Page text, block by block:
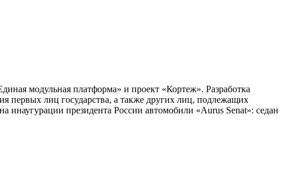
модульная платформа» и проект «Кортеж». Разработка
первых лиц государства, а также других лиц, подлежащих
президента России автомобили «Aurus Senat»: седан